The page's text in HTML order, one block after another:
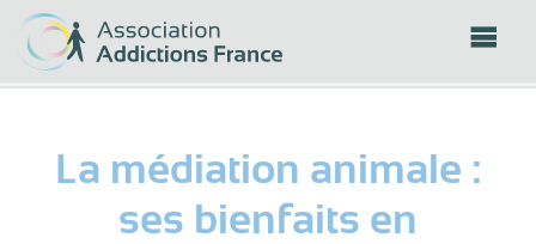
La médiation animale :
ses bienfaits en
Panneau de gestion des cookies